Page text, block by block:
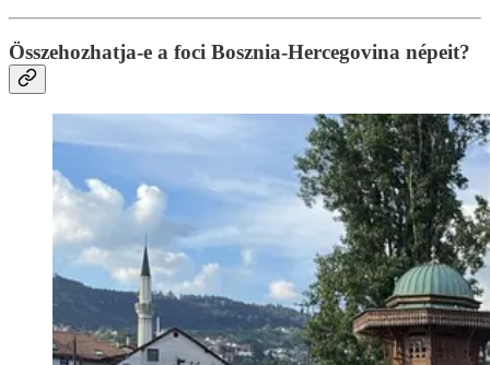
Összehozhatja-e a foci Bosznia-Hercegovina népeit?